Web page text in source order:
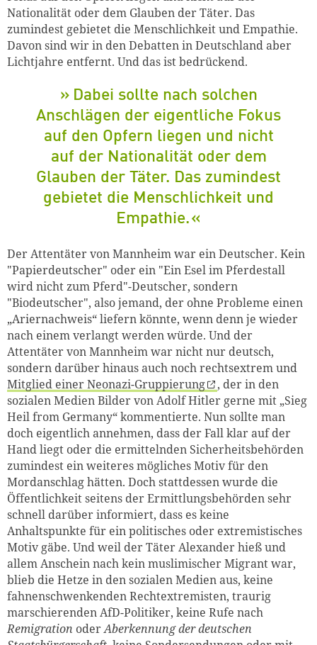
Nationalität oder dem Glauben der Täter. Das
zumindest gebietet die Menschlichkeit und Empathie.
Davon sind wir in den Debatten in Deutschland aber
Lichtjahre entfernt. Und das ist bedrückend.
Dabei sollte nach solchen
Anschlägen der eigentliche Fokus
auf den Opfern liegen und nicht
auf der Nationalität oder dem
Glauben der Täter. Das zumindest
gebietet die Menschlichkeit und
Empathie.
Der Attentäter von Mannheim war ein Deutscher. Kein
"Papierdeutscher" oder ein "Ein EselimPferdestall
wird nicht zum Pferd"-Deutscher, sondern
"Biodeutscher", also jemand, der ohne Probleme einen
„Ariernachweis“ liefern könnte, wenn denn je wieder
nach einem verlangt werden würde. Und der
Attentäter von Mannheim war nicht nur deutsch,
sondern darüber hinaus auch noch rechtsextrem und
Mitglied einer Neonazi-Gruppierung
, der in den
sozialen Medien Bilder von Adolf Hitler gerne mit „Sieg
Heil from Germany“ kommentierte. Nun sollte man
doch eigentlichannehmen, dass der Fall klar auf der
Hand liegt oder die ermittelnden Sicherheitsbehörden
zumindest ein weiteres mögliches Motiv für den
Mordanschlag hätten. Doch stattdessen wurde die
Öffentlichkeit seitens der Ermittlungsbehörden sehr
schnell darüber informiert, dass es keine
Anhaltspunkte für ein politisches oder extremistisches
Motiv gäbe. Und weil der Täter Alexander hieß und
allem Anschein nach kein muslimischer Migrant war,
blieb die Hetze in den sozialen Medien aus, keine
fahnenschwenkenden Rechtextremisten, traurig
marschierenden AfD-Politiker, keine Rufe nach
Remigration oderAberkennung der deutschen